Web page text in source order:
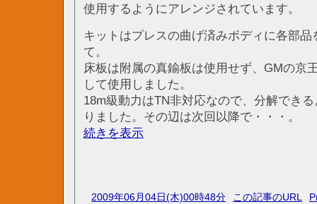
使用するようにアレンジされています。
キットはプレスの曲げ済みボディに各部
て。
床板は附属の真鍮板は使用せず、GMの京
して使用しました。
18m級動力はTN非対応なので、分解でき
りました。その辺は次回以降で・・・。
続きを表示
2009年06月04日(木)00時48分 この記事のURL